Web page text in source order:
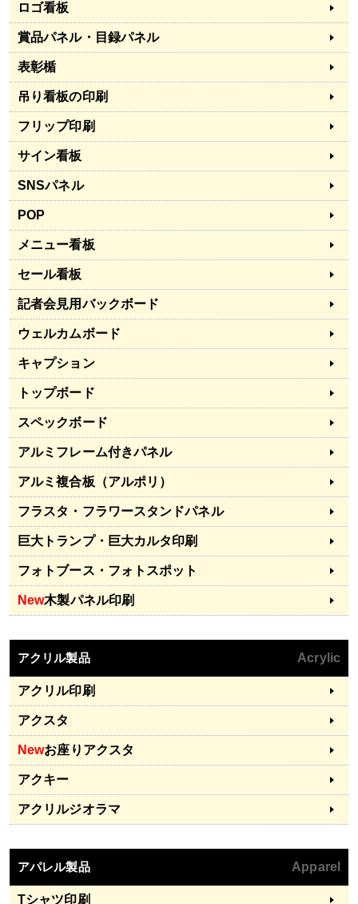
ロゴ看板
賞品パネル・目録パネル
表彰楯
吊り看板の印刷
フリップ印刷
サイン看板
SNSパネル
POP
メニュー看板
セール看板
記者会見用バックボード
ウェルカムボード
キャプション
トップボード
スペックボード
アルミフレーム付きパネル
アルミ複合板（アルポリ）
フラスタ・フラワースタンドパネル
巨大トランプ・巨大カルタ印刷
フォトブース・フォトスポット
New木製パネル印刷
アクリル製品 Acrylic
アクリル印刷
アクスタ
Newお座りアクスタ
アクキー
アクリルジオラマ
アパレル製品 Apparel
Tシャツ印刷